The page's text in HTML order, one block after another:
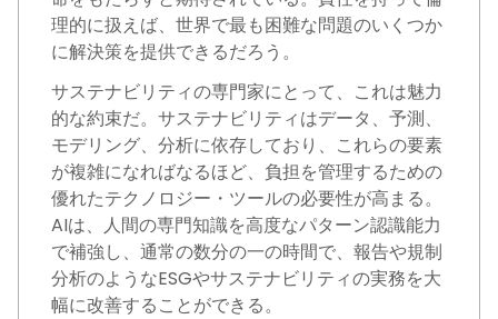
理的に扱えば、世界で最も困難な問題のいくつか
に解決策を提供できるだろう。
サステナビリティの専門家にとって、これは魅力
的な約束だ。サステナビリティはデータ、予測、
モデリング、分析に依存しており、これらの要素
が複雑になればなるほど、負担を管理するための
優れたテクノロジー・ツールの必要性が高まる。
AIは、人間の専門知識を高度なパターン認識能力
で補強し、通常の数分の一の時間で、報告や規制
分析のようなESGやサステナビリティの実務を大
幅に改善することができる。